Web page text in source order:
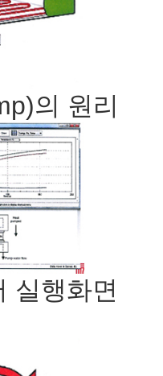
의 원리
실행화면